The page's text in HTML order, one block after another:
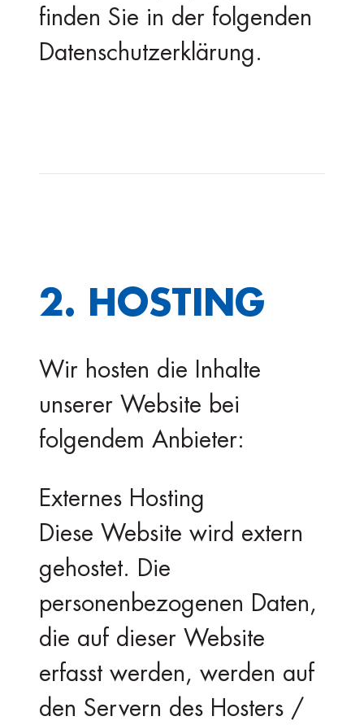
finden Sie in der folgenden
Datenschutzerklärung.
2. HOSTING
Wir hosten die Inhalte
unserer Website bei
folgendem Anbieter:
Externes Hosting
Diese Website wird extern
gehostet. Die
personenbezogenen Daten,
die auf dieser Website
erfasst werden, werden auf
den Servern des Hosters /